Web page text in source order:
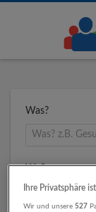
Was?
Wo?
Ihre Privatsphäre
Wir und unsere527